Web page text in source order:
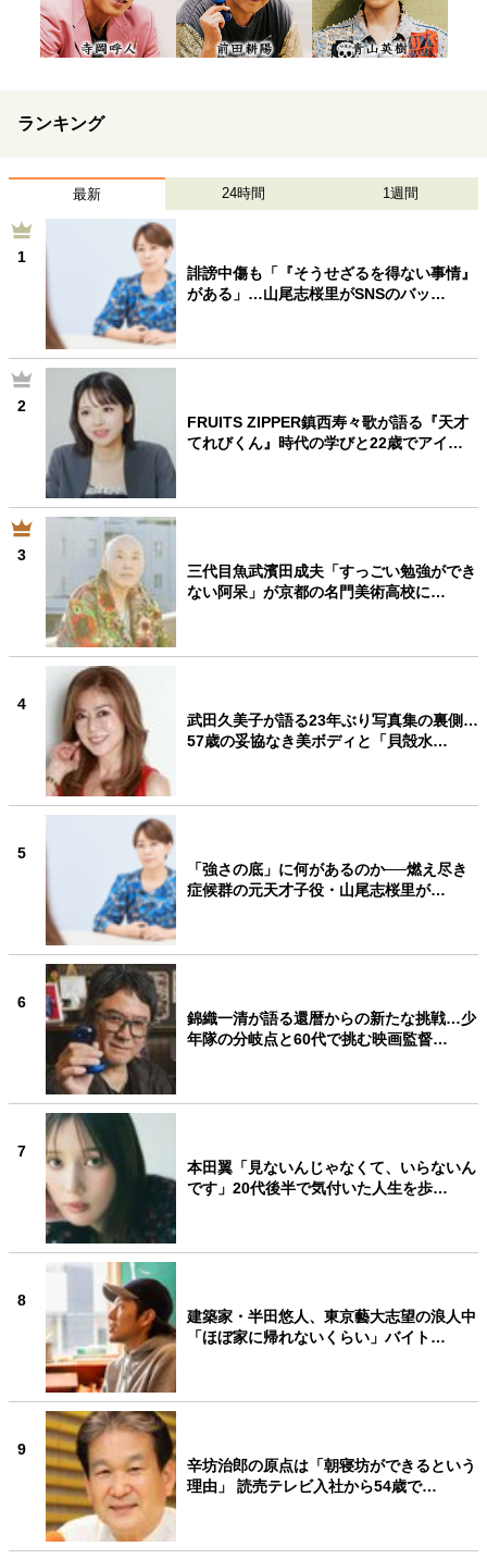
ランキング
最新 24時間 1週間
1
誹謗中傷も「『そうせざるを得ない事情』
がある」…山尾志桜里がSNSのバッ…
2
FRUITS ZIPPER鎮西寿々歌が語る『天才
てれびくん』時代の学びと22歳でアイ…
3
三代目魚武濱田成夫「すっごい勉強ができ
ない阿呆」が京都の名門美術高校に…
4
武田久美子が語る23年ぶり写真集の裏側…
57歳の妥協なき美ボディと「貝殻水…
5
「強さの底」に何があるのか──燃え尽き
症候群の元天才子役・山尾志桜里が…
6
錦織一清が語る還暦からの新たな挑戦…少
年隊の分岐点と60代で挑む映画監督…
7
本田翼「見ないんじゃなくて、いらないん
です」20代後半で気付いた人生を歩…
8
建築家・半田悠人、東京藝大志望の浪人中
「ほぼ家に帰れないくらい」バイト…
9
辛坊治郎の原点は「朝寝坊ができるという
理由」 読売テレビ入社から54歳で…